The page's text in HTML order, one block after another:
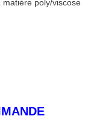
poly/viscose